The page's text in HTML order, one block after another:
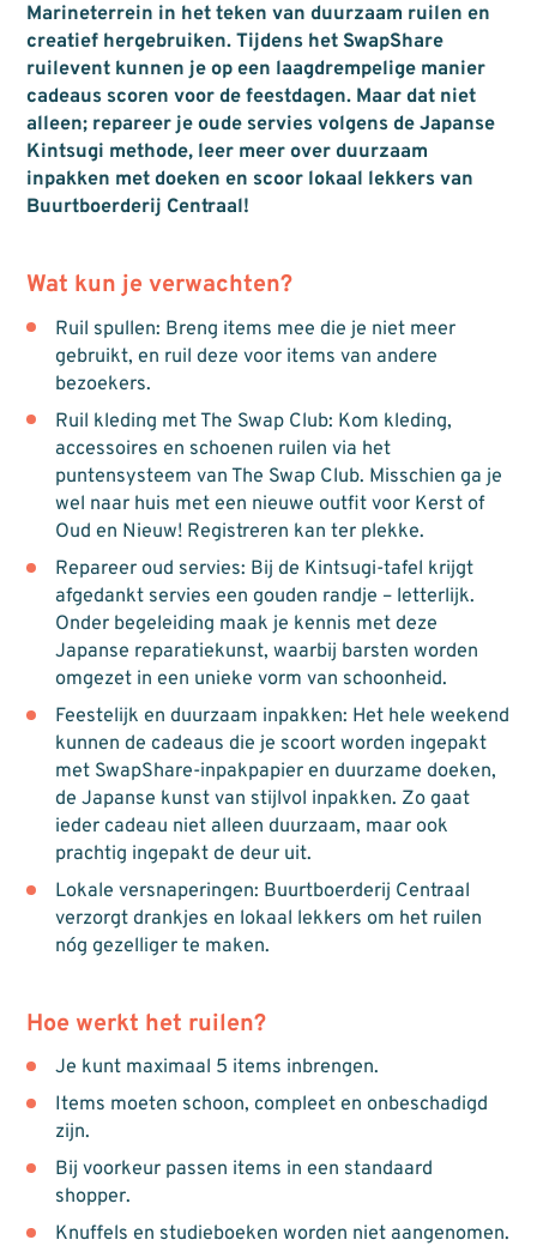
Marineterrein in het teken van duurzaam ruilen en
creatief hergebruiken. Tijdens het SwapShare
ruilevent kunnen je op een laagdrempelige manier
cadeaus scoren voor de feestdagen. Maar dat niet
alleen; repareer je oude servies volgens de Japanse
Kintsugi methode, leer meer over duurzaam
inpakken met doeken en scoor lokaal lekkers van
Buurtboerderij Centraal!
Wat kun je verwachten?
Ruil spullen: Breng items mee die je niet meer
gebruikt, en ruil deze voor items van andere
bezoekers.
Ruil kleding met The Swap Club: Kom kleding,
accessoires en schoenen ruilen via het
puntensysteem van The Swap Club. Misschien ga je
wel naar huis met een nieuwe outfit voor Kerst of
Oud en Nieuw! Registreren kan ter plekke.
Repareer oud servies: Bij de Kintsugi-tafel krijgt
afgedankt servies een gouden randje – letterlijk.
Onder begeleiding maak je kennis met deze
Japanse reparatiekunst, waarbij barsten worden
omgezet in een unieke vorm van schoonheid.
Feestelijk en duurzaam inpakken: Het hele weekend
kunnen de cadeaus die je scoort worden ingepakt
met SwapShare-inpakpapier en duurzame doeken,
de Japanse kunst van stijlvol inpakken. Zo gaat
ieder cadeau niet alleen duurzaam, maar ook
prachtig ingepakt de deur uit.
Lokale versnaperingen: Buurtboerderij Centraal
verzorgt drankjes en lokaal lekkers om het ruilen
nóg gezelliger te maken.
Hoe werkt het ruilen?
Je kunt maximaal 5 items inbrengen.
Items moeten schoon, compleet en onbeschadigd
zijn.
Bij voorkeur passen items in een standaard
shopper.
Knuffels en studieboeken worden niet aangenomen.